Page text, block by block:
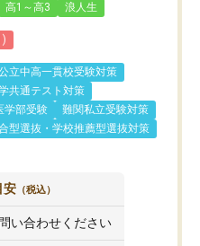
高1～高3 浪人生
立中高一貫校受験対策
共通テスト対策
学部受験
難関私立受験対策
型選抜・学校推薦型選抜対策
安 （税込）
い合わせください